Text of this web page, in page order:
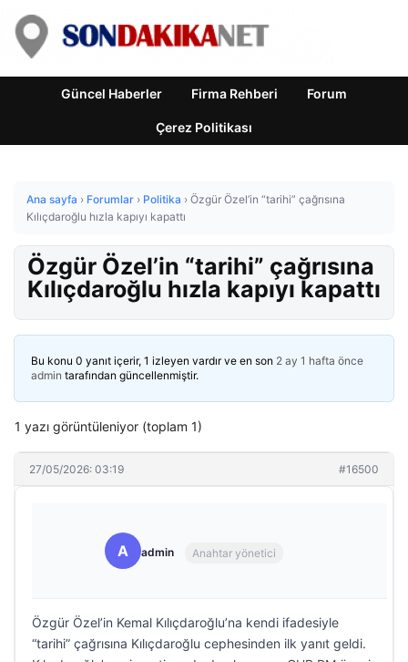
Güncel Haberler Firma Rehberi Forum
Çerez Politikası
Ana sayfa › Forumlar › Politika › Özgür Özel’in “tarihi” çağrısına
Kılıçdaroğlu hızla kapıyı kapattı
Özgür Özel’in “tarihi” çağrısına
Kılıçdaroğlu hızla kapıyı kapattı
Bu konu 0 yanıt içerir, 1 izleyen vardır ve en son 2 ay 1 hafta önce
admin tarafından güncellenmiştir.
1 yazı görüntüleniyor (toplam 1)
27/05/2026: 03:19 #16500
A admin Anahtar yönetici
Özgür Özel’in Kemal Kılıçdaroğlu’na kendi ifadesiyle
“tarihi” çağrısına Kılıçdaroğlu cephesinden ilk yanıt geldi.